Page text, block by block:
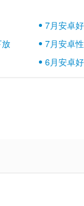
7月安卓
壁江山
7月安卓
6月安卓